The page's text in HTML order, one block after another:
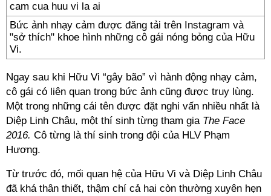
Bức ảnh nhạy cảm được đăng tải trên Instagram và
"sở thích" khoe hình những cô gái nóng bỏng của Hữu
Vi.
Ngay sau khi Hữu Vi “gây bão” vì hành động nhạy cảm,
cô gái có liên quan trong bức ảnh cũng được truy lùng.
Một trong những cái tên được đặt nghi vấn nhiều nhất là
Diệp Linh Châu, một thí sinh từng tham giaThe Face
2016. Cô từng là thí sinh trong đội của HLV Phạm
Hương.
Từ trước đó, mối quan hệ của Hữu Vi và Diệp Linh Châu
đã khá thân thiết, thậm chí cả hai còn thường xuyên hẹn